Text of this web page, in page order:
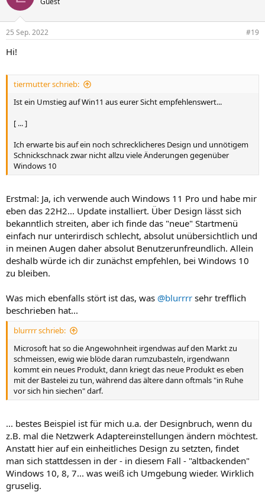
25 Sep. 2022 #19
Hi!
tiermutter schrieb:
Ist ein Umstieg auf Win11 aus eurer Sicht empfehlenswert...
[ ... ]
Ich erwarte bis auf ein noch schrecklicheres Design und unnötigem
Schnickschnack zwar nicht allzu viele Änderungen gegenüber
Windows 10
Erstmal: Ja, ich verwende auch Windows 11 Pro und habe mir
eben das 22H2... Update installiert. Über Design lässt sich
bekanntlich streiten, aber ich finde das "neue" Startmenü
einfach nur unterirdisch schlecht, absolut unübersichtlich und
in meinen Augen daher absolut Benutzerunfreundlich. Allein
deshalb würde ich dir zunächst empfehlen, bei Windows 10
zu bleiben.
Was mich ebenfalls stört ist das, was @blurrrr sehr trefflich
beschrieben hat...
blurrrr schrieb:
Microsoft hat so die Angewohnheit irgendwas auf den Markt zu
schmeissen, ewig wie blöde daran rumzubasteln, irgendwann
kommt ein neues Produkt, dann kriegt das neue Produkt es eben
mit der Bastelei zu tun, während das ältere dann oftmals "in Ruhe
vor sich hin siechen" darf.
... bestes Beispiel ist für mich u.a. der Designbruch, wenn du
z.B. mal die Netzwerk Adaptereinstellungen ändern möchtest.
Anstatt hier auf ein einheitliches Design zu setzten, findet
man sich stattdessen in der - in diesem Fall - "altbackenden"
Windows 10, 8, 7... was weiß ich Umgebung wieder. Wirklich
gruselig.